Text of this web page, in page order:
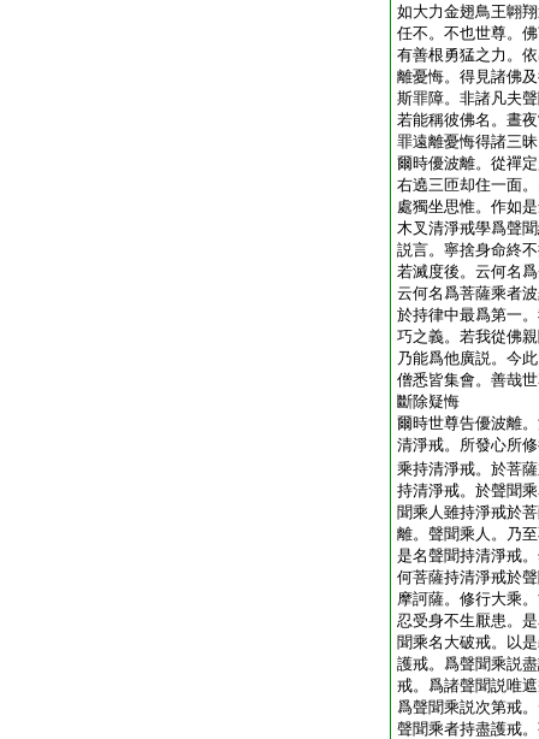
如大力金翅鳥王翺
任不。不也世尊。
有善根勇猛之力。
離憂悔。得見諸佛
斯罪障。非諸凡夫
若能稱彼佛名。晝
罪遠離憂悔得諸三昧
爾時優波離。從禪
右遶三匝却住一面
處獨坐思惟。作如
木叉清淨戒學爲聲
説言。寧捨身命終
若滅度後。云何名
云何名爲菩薩乘者
於持律中最爲第一
巧之義。若我從佛
乃能爲他廣説。今
僧悉皆集會。善哉
斷除疑悔
爾時世尊告優波離
清淨戒。所發心所
乘持清淨戒。於菩
持清淨戒。於聲聞
聞乘人雖持淨戒於
離。聲聞乘人。乃
是名聲聞持清淨戒
何菩薩持清淨戒於
摩訶薩。修行大乘
忍受身不生厭患。
聞乘名大破戒。以
護戒。爲聲聞乘説
戒。爲諸聲聞説唯
爲聲聞乘説次第戒
聲聞乘者持盡護戒